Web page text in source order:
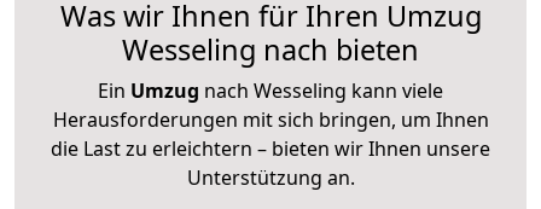
Was wir Ihnen für Ihren Umzug
Wesseling nach bieten
Ein Umzug nach Wesseling kann viele
Herausforderungen mit sich bringen, um Ihnen
die Last zu erleichtern – bieten wir Ihnen unsere
Unterstützung an.